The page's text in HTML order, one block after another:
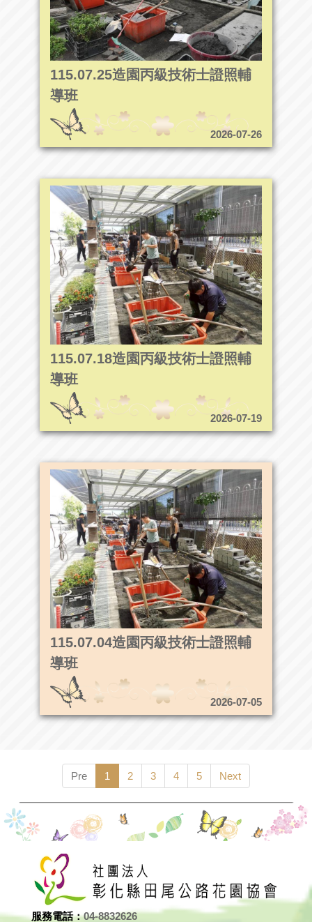
115.07.25造園丙級技術士證照輔
導班
2026-07-26
115.07.18造園丙級技術士證照輔
導班
2026-07-19
115.07.04造園丙級技術士證照輔
導班
2026-07-05
Pre 1 2 3 4 5 Next
服務電話：04-8832626